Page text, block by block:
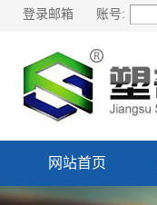
登录邮箱 账号:
网站首页